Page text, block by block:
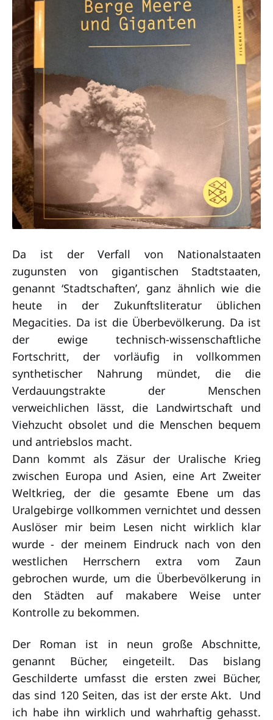
Da ist der Verfall von Nationalstaaten
zugunsten von gigantischen Stadtstaaten,
genannt ‘Stadtschaften’, ganz ähnlich wie die
heute in der Zukunftsliteratur üblichen
Megacities. Da ist die Überbevölkerung. Da ist
der ewige technisch-wissenschaftliche
Fortschritt, der vorläufig in vollkommen
synthetischer Nahrung mündet, die die
Verdauungstrakte der Menschen
verweichlichen lässt, die Landwirtschaft und
Viehzucht obsolet und die Menschen bequem
und antriebslos macht.
Dann kommt als Zäsur der Uralische Krieg
zwischen Europa und Asien, eine Art Zweiter
Weltkrieg, der die gesamte Ebene um das
Uralgebirge vollkommen vernichtet und dessen
Auslöser mir beim Lesen nicht wirklich klar
wurde - der meinem Eindruck nach von den
westlichen Herrschern extra vom Zaun
gebrochen wurde, um die Überbevölkerung in
den Städten auf makabere Weise unter
Kontrolle zu bekommen.
Der Roman ist in neun große Abschnitte,
genannt Bücher, eingeteilt. Das bislang
Geschilderte umfasst die ersten zwei Bücher,
das sind 120 Seiten, das ist der erste Akt. Und
ich habe ihn wirklich und wahrhaftig gehasst.